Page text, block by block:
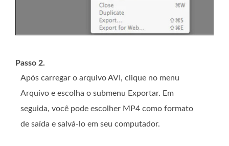
Passo 2.
Após carregar o arquivo AVI, clique no menu
Arquivo e escolha o submenu Exportar. Em
seguida, você pode escolher MP4 como formato
de saída e salvá-lo em seu computador.